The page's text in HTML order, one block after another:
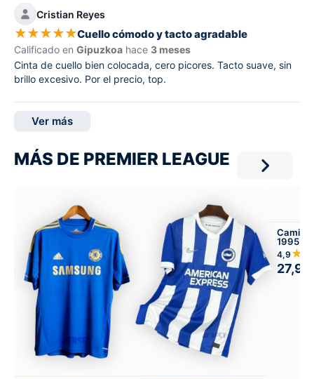
Cristian Reyes
★★★★★Cuello cómodo y tacto agradable
Calificado en Gipuzkoa hace 3 meses
Cinta de cuello bien colocada, cero picores. Tacto suave, sin
brillo excesivo. Por el precio, top.
Ver más
MÁS DE PREMIER LEAGUE
1995-
4,9
27,99